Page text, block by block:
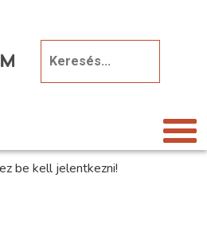
be kell jelentkezni!